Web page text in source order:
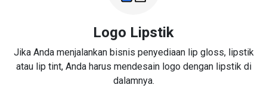
Logo Lipstik
Jika Anda menjalankan bisnis penyediaan lip gloss, lipstik
atau lip tint, Anda harus mendesain logo dengan lipstik di
dalamnya.